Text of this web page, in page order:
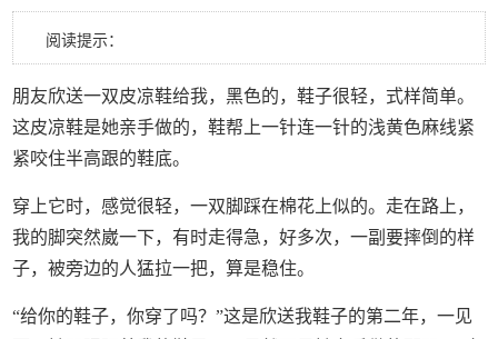
阅读提示：
朋友欣送一双皮凉鞋给我，黑色的，鞋子很轻，式样简单。
这皮凉鞋是她亲手做的，鞋帮上一针连一针的浅黄色麻线紧
紧咬住半高跟的鞋底。
穿上它时，感觉很轻，一双脚踩在棉花上似的。走在路上，
我的脚突然崴一下，有时走得急，好多次，一副要摔倒的样
子，被旁边的人猛拉一把，算是稳住。
“给你的鞋子，你穿了吗？”这是欣送我鞋子的第二年，一见